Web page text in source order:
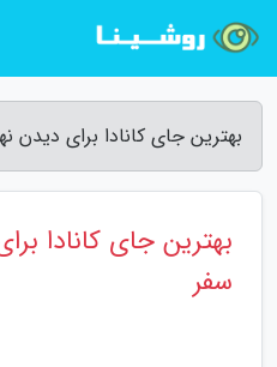
بهترین جای کانادا برای دیدن
بهترین جای کانادا
سفر